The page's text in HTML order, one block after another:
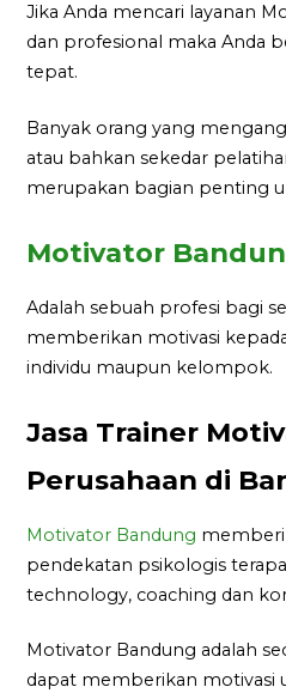
Jika Anda mencari layanan
dan profesional maka Anda
tepat.
Banyak orang yang
atau bahkan sekedar
merupakan bagian penting
Motivator
Adalah sebuah profesi bagi
memberikan motivasi
individu maupun kelompok.
Jasa Trainer
Perusahaan di
Motivator Bandung
pendekatan psikologis
technology, coaching dan
Motivator Bandung adalah
dapat memberikan motivasi